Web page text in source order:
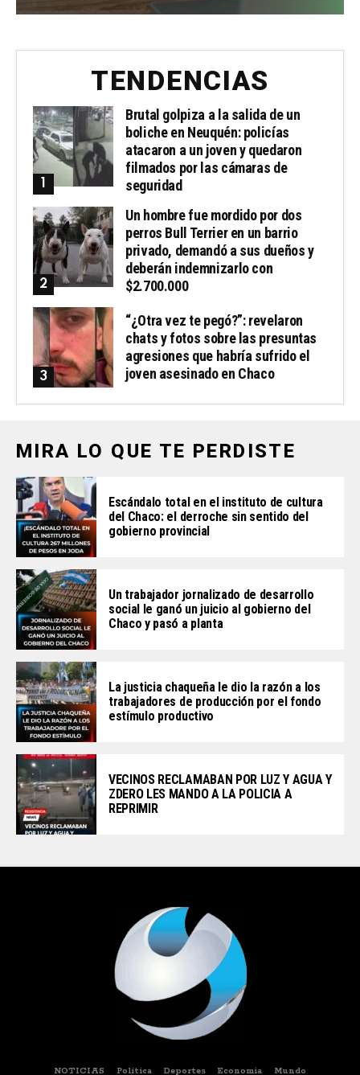
TENDENCIAS
Brutal golpiza a la salida de un
boliche en Neuquén: policías
atacaron a un joven y quedaron
filmados por las cámaras de
seguridad
Un hombre fue mordido por dos
perros Bull Terrier en un barrio
privado, demandó a sus dueños y
deberán indemnizarlo con
$2.700.000
“¿Otra vez te pegó?”: revelaron
chats y fotos sobre las presuntas
agresiones que habría sufrido el
joven asesinado en Chaco
MIRA LO QUE TE PERDISTE
Escándalo total en el instituto de cultura
del Chaco: el derroche sin sentido del
gobierno provincial
Un trabajador jornalizado de desarrollo
social le ganó un juicio al gobierno del
Chaco y pasó a planta
La justicia chaqueña le dio la razón a los
trabajadores de producción por el fondo
estímulo productivo
VECINOS RECLAMABAN POR LUZ Y AGUA Y
ZDERO LES MANDO A LA POLICIA A
REPRIMIR
NOTICIAS Politica Deportes Economia Mundo